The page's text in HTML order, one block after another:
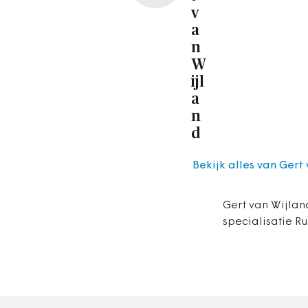
v
a
n
W
ijl
a
n
d
Gert van
specialisatie
Bekijk alles van Gert